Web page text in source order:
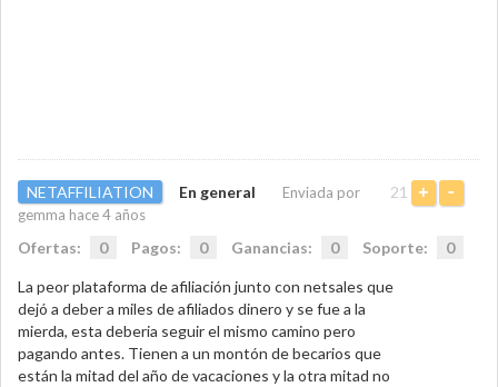
NETAFFILIATION 21 + -
En general
Enviada por
gemma hace 4 años
Ofertas: 0 Pagos: 0 Ganancias: 0 Soporte: 0
La peor plataforma de afiliación junto con netsales que
dejó a deber a miles de afiliados dinero y se fue a la
mierda, esta deberia seguir el mismo camino pero
pagando antes. Tienen a un montón de becarios que
están la mitad del año de vacaciones y la otra mitad no